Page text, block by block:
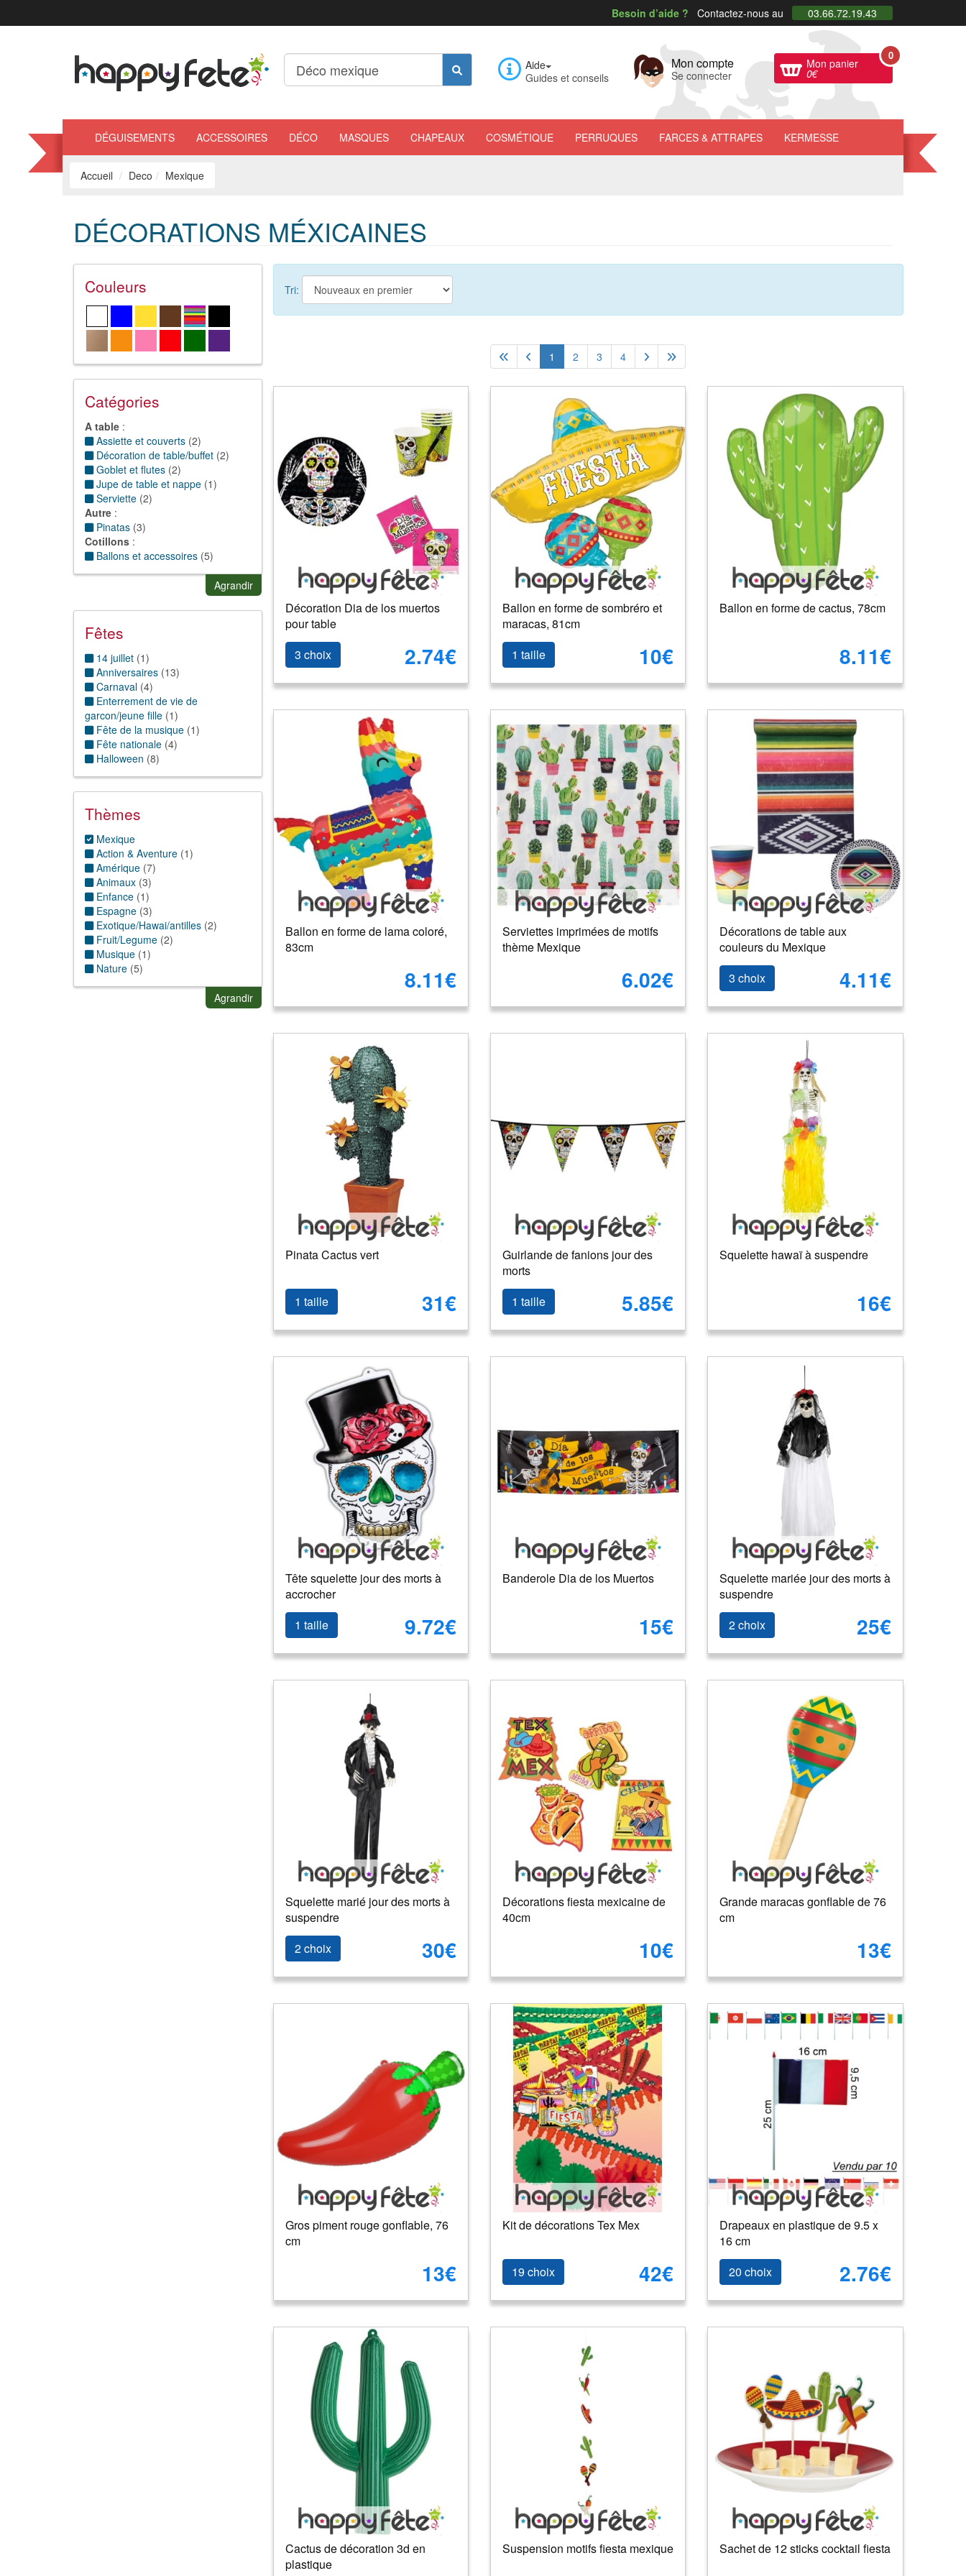
Besoin d’aide ? Contactez-nous au 03.66.72.19.43
Aide
Guides et conseils
Mon compte
Se connecter
Mon panier
0€
0
DÉGUISEMENTS ACCESSOIRES DÉCO MASQUES CHAPEAUX COSMÉTIQUE PERRUQUES FARCES & ATTRAPES KERMESSE
Accueil Deco Mexique
DÉCORATIONS MÉXICAINES
Couleurs
Catégories
A table :
Assiette et couverts (2)
Décoration de table/buffet (2)
Goblet et flutes (2)
Jupe de table et nappe (1)
Serviette (2)
Autre :
Pinatas (3)
Cotillons :
Ballons et accessoires (5)
Confetti(1)
(18)
Guirlande/Boule/suspension(5)
Agrandir
Fêtes
14 juillet (1)
Anniversaires (13)
Carnaval (4)
Enterrement de vie de
garcon/jeune fille (1)
Fête de la musique (1)
Fête nationale (4)
Halloween (8)
Thèmes
Mexique
Action & Aventure (1)
Amérique (7)
Animaux (3)
Enfance (1)
Espagne (3)
Exotique/Hawai/antilles (2)
Fruit/Legume (2)
Musique (1)
Nature (5)
Sport(3)
Agrandir
Tri:
1 2 3 4
Décoration Dia de los muertos
pour table
3 choix
2.74€
Ballon en forme de sombréro et
maracas, 81cm
1 taille
10€
Ballon en forme de cactus, 78cm
8.11€
Ballon en forme de lama coloré,
83cm
8.11€
Serviettes imprimées de motifs
thème Mexique
6.02€
Décorations de table aux
couleurs du Mexique
3 choix
4.11€
Pinata Cactus vert
1 taille 31€
Guirlande de fanions jour des
morts
1 taille
5.85€
Squelette hawaï à suspendre
16€
Tête squelette jour des morts à
accrocher
1 taille
9.72€
Banderole Dia de los Muertos
15€
Squelette mariée jour des morts à
suspendre
2 choix
25€
Squelette marié jour des morts à
suspendre
2 choix
30€
Décorations fiesta mexicaine de
40cm
10€
Grande maracas gonflable de 76
cm
13€
Gros piment rouge gonflable, 76
cm
13€
Kit de décorations Tex Mex
19 choix 42€
Drapeaux en plastique de 9.5 x
16 cm
20 choix
2.76€
Cactus de décoration 3d en
plastique
Suspension motifs fiesta mexique Sachet de 12 sticks cocktail fiesta